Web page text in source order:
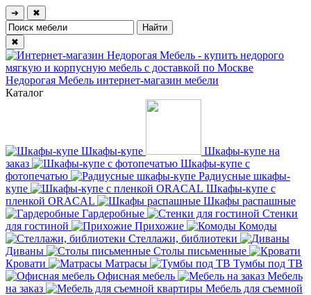
➔ ✖
✖
Недорогая Мебель интернет-магазин мебели
Каталог
Шкафы-купе
Шкафы-купе на
заказ
Шкафы-купе с
фотопечатью
Радиусные шкафы-
купе
Шкафы-купе с
пленкой ORACAL
Шкафы распашные
Гардеробные
Стенки
для гостиной
Прихожие
Комоды
Стеллажи, библиотеки
Диваны
Столы письменные
Кровати
Матрасы
Тумбы под ТВ
Офисная мебель
Мебель
на заказ
Мебель для съемной